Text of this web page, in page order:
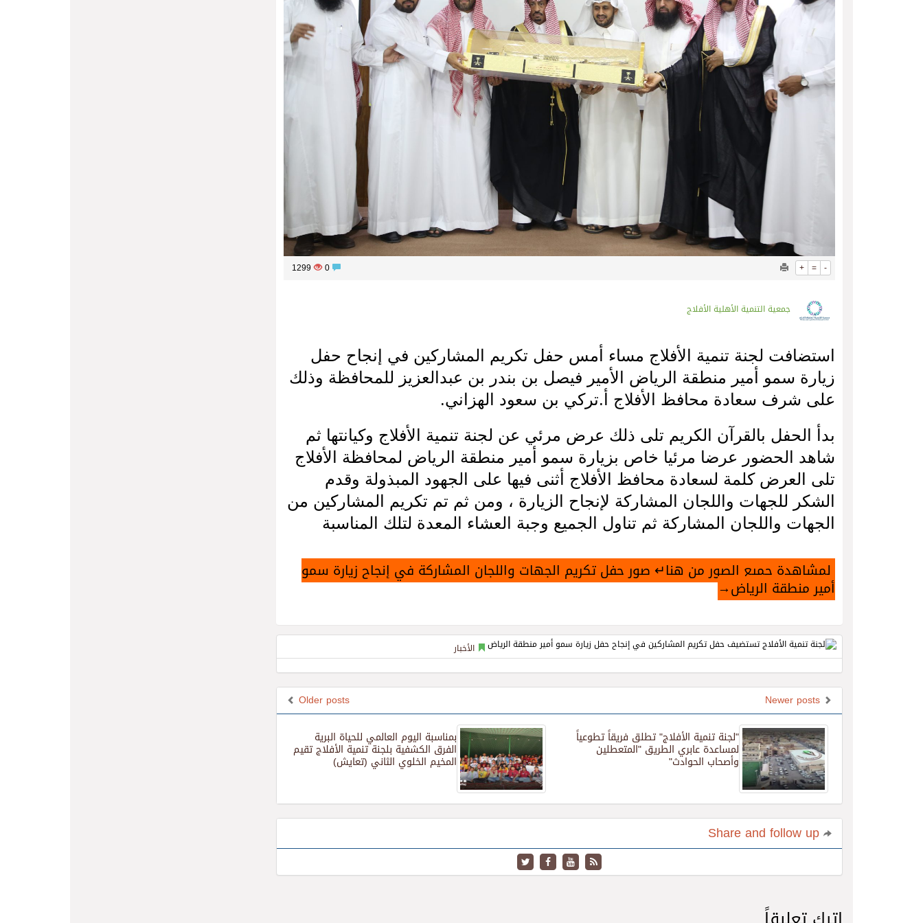
+ = -
1299
جمعية التنمية الأهلية الأفلاج
استضافت لجنة تنمية الأفلاج مساء أمس حفل تكريم المشاركين في إنجاح حفل
زيارة سمو أمير منطقة الرياض الأمير فيصل بن بندر بن عبدالعزيز للمحافظة وذلك
على شرف سعادة محافظ الأفلاج .تركي بن سعود الهزاني.
بدأ
الحفل بالقرآن الكريم تلى ذلك عرض مرئي عن لجنة تنمية الأفلاج وكيانتها ثم
شاهد
الحضور عرضا مرئيا خاص بزيارة سمو أمير منطقة الرياض لمحافظة
الأفلاج
تلى
العرض كلمة لسعادة محافظ الأفلاج أثنى فيها على الجهود المبذولة وقدم
الشكر للجهات واللجان المشاركة لإنجاح الزيارة ، ومن ثم تم تكريم المشاركين من
الجهات واللجان المشاركة ثم تناول الجميع وجبة العشاء المعدة لتلك المناسبة
لمشاهدة جميع الصور من هنا↵ صور حفل تكريم الجهات واللجان المشاركة في إنجاح زيارة سمو
أمير منطقة الرياض→
الأخبار
Older posts
بمناسبة اليوم العالمي للحياة البرية
الفرق الكشفية بلجنة تنمية الأفلاج تقيم
المخيم الخلوي الثاني (تعايش)
"لجنة تنمية الأفلاج" تطلق فريقاً تطوعياً
لمساعدة عابري الطريق "المتعطلين
وأصحاب الحوادث"